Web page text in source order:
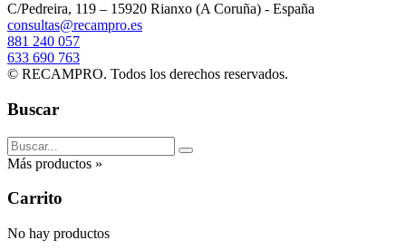
C/Pedreira, 119 – 15920 Rianxo (A Coruña) - España
consultas@recampro.es
881 240 057
633 690 763
© RECAMPRO. Todos los derechos reservados.
Buscar
Más productos »
Carrito
No hay productos